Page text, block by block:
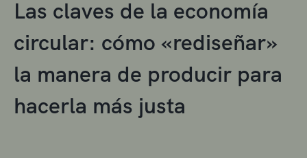
Las claves de la economía
circular: cómo «rediseñar»
la manera de producir para
hacerla más justa